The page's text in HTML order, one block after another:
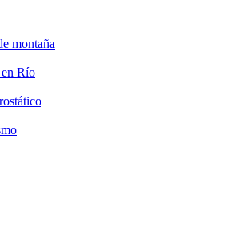
montaña
Río